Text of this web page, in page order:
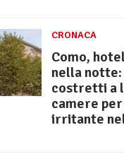
CRONACA
Como,
nella
costretti a
camere
irritante